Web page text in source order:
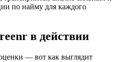
по найму для каждого
в действии
— вот как выглядит